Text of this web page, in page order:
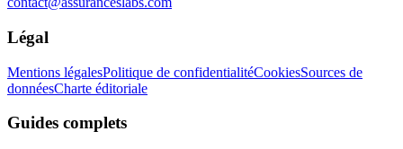
Légal
Mentions légalesPolitique de confidentialitéCookiesSources de
donnéesCharte éditoriale
Guides complets